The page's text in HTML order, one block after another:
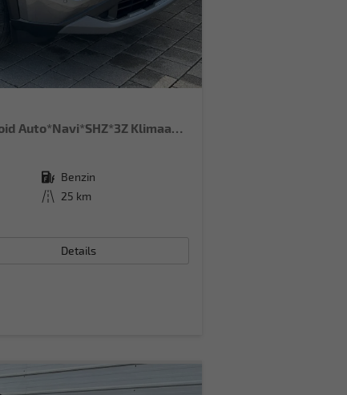
Kraftstoff Benzin
Kilometerstand 25 km
Details